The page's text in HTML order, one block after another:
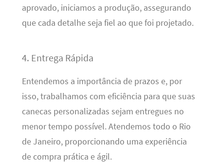
aprovado, iniciamos a produção, assegurando
que cada detalhe seja fiel ao que foi projetado.
4. Entrega Rápida
Entendemos a importância de prazos e, por
isso, trabalhamos com eficiência para que suas
canecas personalizadas sejam entregues no
menor tempo possível. Atendemos todo o Rio
de Janeiro, proporcionando uma experiência
de compra prática e ágil.